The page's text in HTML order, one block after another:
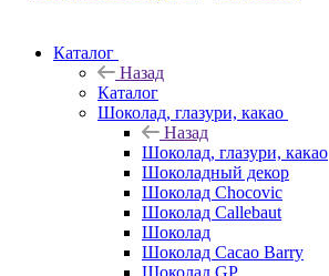
Каталог
Назад
Каталог
Шоколад, глазури, какао
Назад
Шоколад, глазури, какао
Шоколадный декор
Шоколад Chocovic
Шоколад Callebaut
Шоколад
Шоколад Cacao Barry
Шоколад GP